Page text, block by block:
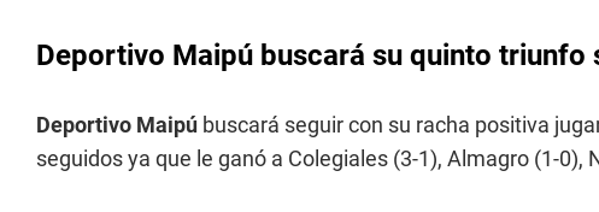
Deportivo Maipú buscará su quinto triunfo
Deportivo Maipú buscará seguir con su racha positiva
seguidos ya que le ganó a Colegiales (3-1), Almagro (1-0),